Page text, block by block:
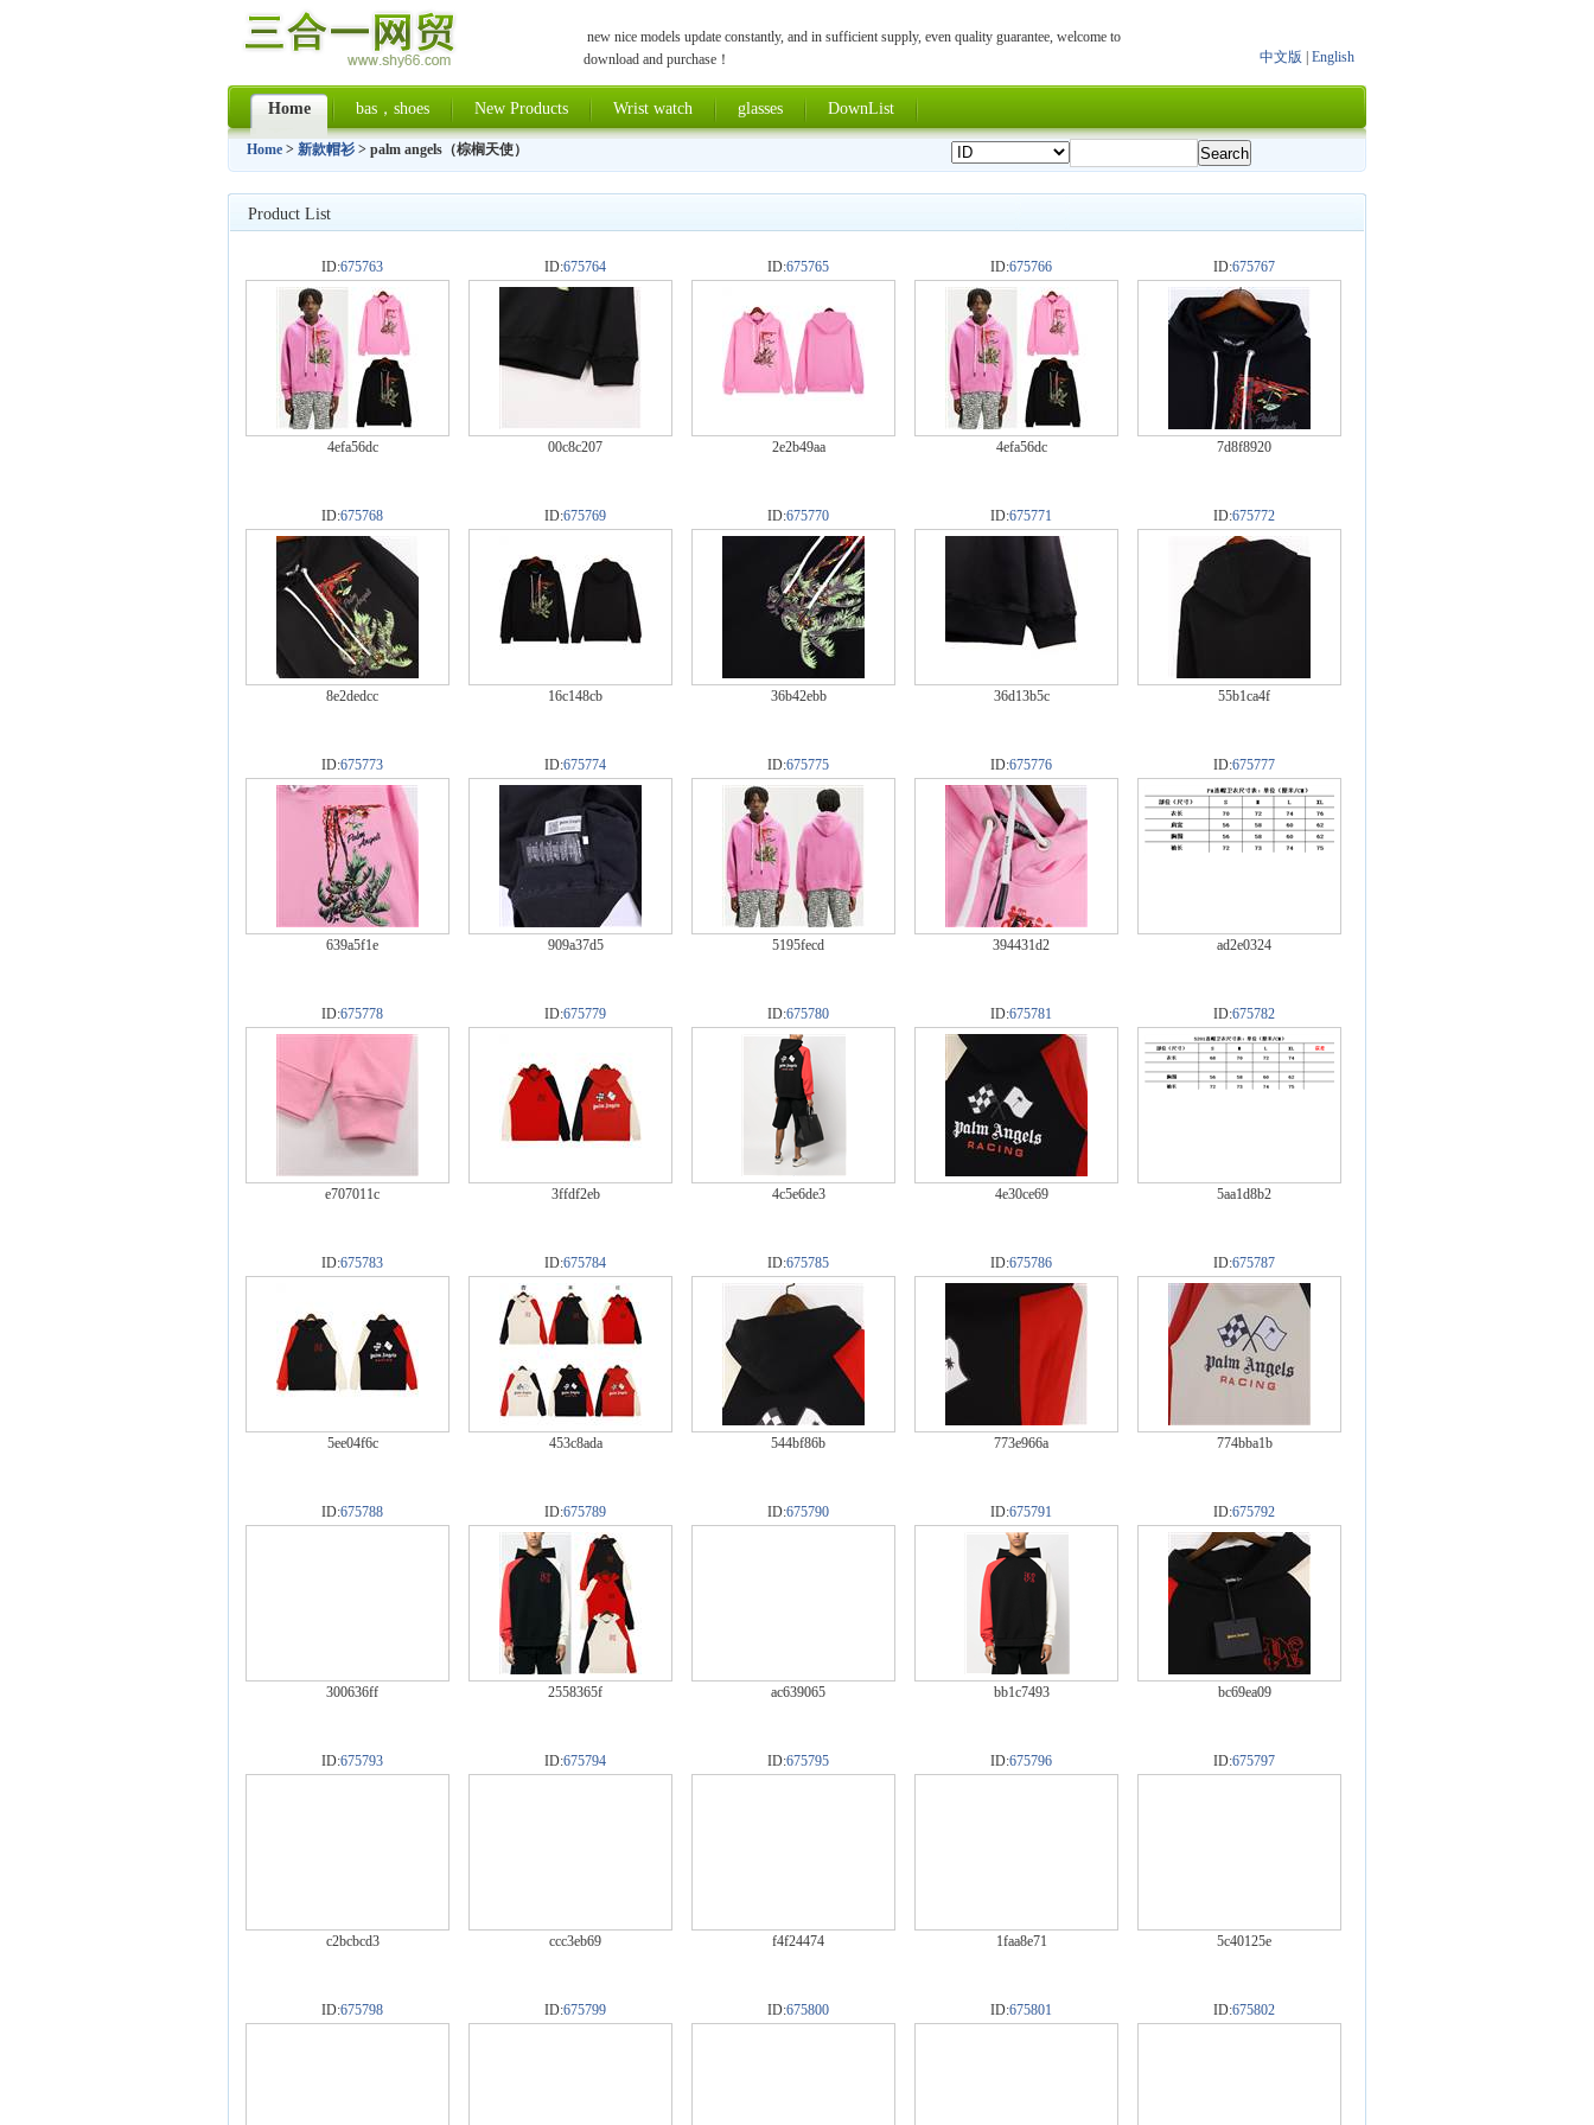
new nice models update constantly, and in sufficient supply, even quality guarantee, welcome to
download and purchase！
中文版 English
Home bas，shoes New Products Wrist watch glasses DownList
Home > 新款帽衫 > palm angels（棕榈天使）
Product List
ID:675763
4efa56dc
ID:675764
00c8c207
ID:675765
2e2b49aa
ID:675766
4efa56dc
ID:675767
7d8f8920
ID:675768
8e2dedcc
ID:675769
16c148cb
ID:675770
36b42ebb
ID:675771
36d13b5c
ID:675772
55b1ca4f
ID:675773
639a5f1e
ID:675774
909a37d5
ID:675775
5195fecd
ID:675776
394431d2
ID:675777
ad2e0324
ID:675778
e707011c
ID:675779
3ffdf2eb
ID:675780
4c5e6de3
ID:675781
4e30ce69
ID:675782
5aa1d8b2
ID:675783
5ee04f6c
ID:675784
453c8ada
ID:675785
544bf86b
ID:675786
773e966a
ID:675787
774bba1b
ID:675788
300636ff
ID:675789
2558365f
ID:675790
ac639065
ID:675791
bb1c7493
ID:675792
bc69ea09
ID:675793
c2bcbcd3
ID:675794
ccc3eb69
ID:675795
f4f24474
ID:675796
1faa8e71
ID:675797
5c40125e
ID:675798 ID:675799 ID:675800 ID:675801 ID:675802